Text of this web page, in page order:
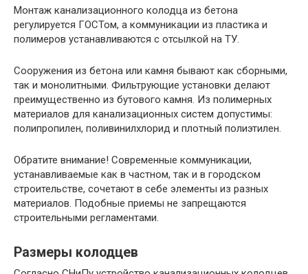
Монтаж канализационного колодца из бетона
регулируется ГОСТом, а коммуникации из пластика и
полимеров устанавливаются с отсылкой на ТУ.
Сооружения из бетона или камня бывают как сборными,
так и монолитными. Фильтрующие установки делают
преимущественно из бутового камня. Из полимерных
материалов для канализационных систем допустимы:
полипропилен, поливинилхлорид и плотный полиэтилен.
Обратите внимание! Современные коммуникации,
устанавливаемые как в частном, так и в городском
строительстве, сочетают в себе элементы из разных
материалов. Подобные приемы не запрещаются
строительными регламентами.
Размеры колодцев